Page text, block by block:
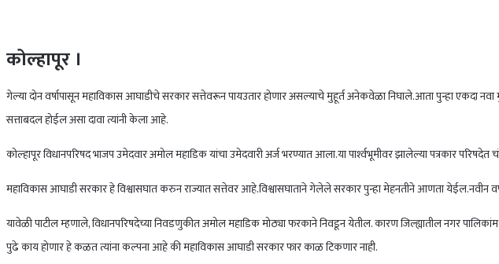
कोल्हापूर ।
गेल्या दोन वर्षापासून महाविकास आघाडीचे सरकार सत्तेवरून पायउतार होणार असल्याचे मुहूर्त अनेकवेळा निघाले.आता पुन्हा एकदा नवा
सत्ताबदल होईल असा दावा त्यांनी केला आहे.
कोल्हापूर विधानपरिषद भाजप उमेदवार अमोल महाडिक यांचा उमेदवारी अर्ज भरण्यात आला.या पार्श्‍वभूमीवर झालेल्या पत्रकार
महाविकास आघाडी सरकार हे विश्वासघात करुन राज्यात सत्तेवर आहे.विश्वासघाताने गेलेले सरकार पुन्हा मेहनतीने आणता येईल.नवीन
यावेळी पाटील म्हणाले, विधानपरिषदेच्या निवडणुकीत अमोल महाडिक मोठ्या फरकाने निवडून येतील. कारण जिल्ह्यातील नगर
पुढे काय होणार हे कळत त्यांना कल्पना आहे की महाविकास आघाडी सरकार फार काळ टिकणार नाही.